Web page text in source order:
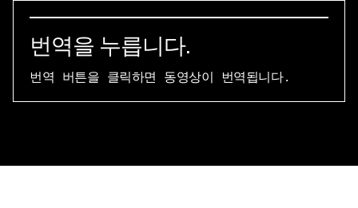
번역을 누릅니다.
번역 버튼을 클릭하면 동영상이 번역됩니다.